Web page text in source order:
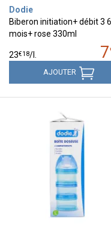
Dodie
Biberon initiation+ débit 3 6
mois+ rose 330ml
7
23€18/
AJOUTER